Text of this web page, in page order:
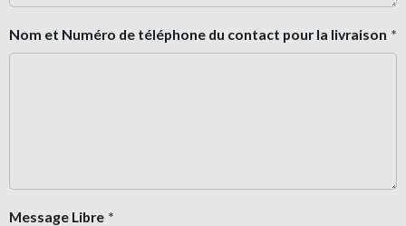
Nom et Numéro de téléphone du contact pour la livraison
Message Libre